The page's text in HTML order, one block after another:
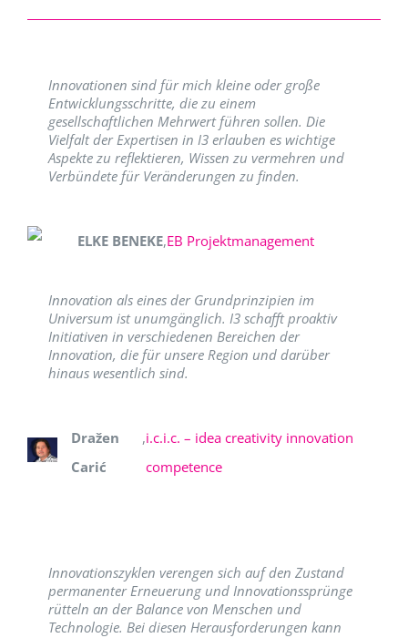
Innovationen sind für mich kleine oder große
Entwicklungsschritte, die zu einem
gesellschaftlichen Mehrwert führen sollen. Die
Vielfalt der Expertisen in I3 erlauben es wichtige
Aspekte zu reflektieren, Wissen zu vermehren und
Verbündete für Veränderungen zu finden.
ELKE BENEKE,EB Projektmanagement
Innovation als eines der Grundprinzipien im
Universum ist unumgänglich. I3 schafft proaktiv
Initiativen in verschiedenen Bereichen der
Innovation, die für unsere Region und darüber
hinaus wesentlich sind.
Dražen
Carić
,i.c.i.c. – idea creativity innovation
competence
Innovationszyklen verengen sich auf den Zustand
permanenter Erneuerung und Innovationssprünge
rütteln an der Balance von Menschen und
Technologie. Bei diesen Herausforderungen kann